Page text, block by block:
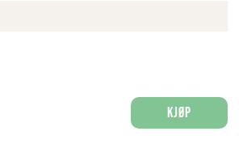
Kjøp